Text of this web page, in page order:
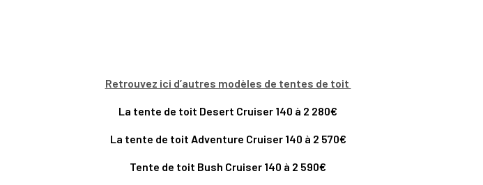
Retrouvez ici d’autres modèles de tentes de toit
La tente de toit Desert Cruiser 140 à 2 280€
La tente de toit Adventure Cruiser 140 à 2 570€
Tente de toit Bush Cruiser 140 à 2 590€